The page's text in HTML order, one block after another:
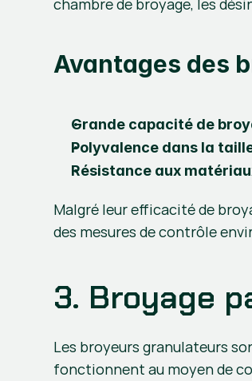
chambre de broyage, les
Avantages des
Grande capacité de
Polyvalence dans la
Résistance aux
Malgré leur efficacité de
des mesures de contrôle
3. Broyage
Les broyeurs granulateurs
fonctionnent au moyen de